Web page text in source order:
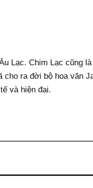
Lạc. Chim Lạc cũng
cho ra đời bộ hoa văn
và hiện đại.